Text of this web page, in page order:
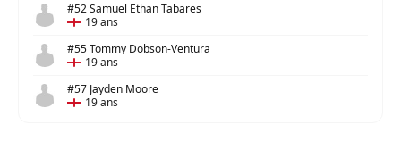
#52 Samuel Ethan Tabares
19 ans
#55 Tommy Dobson-Ventura
19 ans
#57 Jayden Moore
19 ans